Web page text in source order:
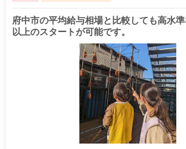
府中市の平均給与相場と比較しても高水
以上のスタートが可能です。